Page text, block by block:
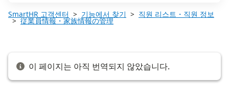
SmartHR 고객센터 기능에서 찾기 직원 리스트・직원 정보
従業員情報・家族情報の管理
이 페이지는 아직 번역되지 않았습니다.